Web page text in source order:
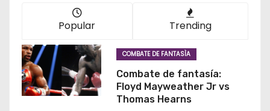
ó
n
d
e
Popular Trending
COMBATE DE FANTASÌA
Combate de fantasía:
Floyd Mayweather Jr vs
Thomas Hearns